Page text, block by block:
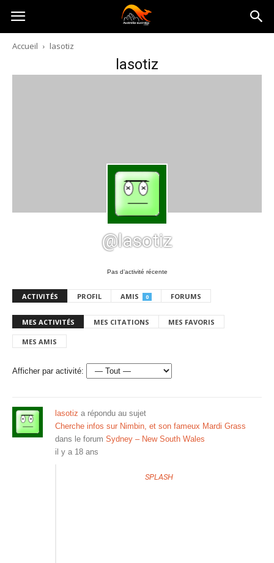
Australia-
australie.com
Accueil lasotiz
lasotiz
@lasotiz
Pas d’activité récente
ACTIVITÉS PROFIL AMIS 0 FORUMS
MES ACTIVITÉS MES CITATIONS MES FAVORIS
MES AMIS
Afficher par activité:
lasotiz a répondu au sujet
Cherche infos sur Nimbin, et son fameux Mardi Grass
dans le forum Sydney – New South Wales
il y a 18 ans
SPLASH